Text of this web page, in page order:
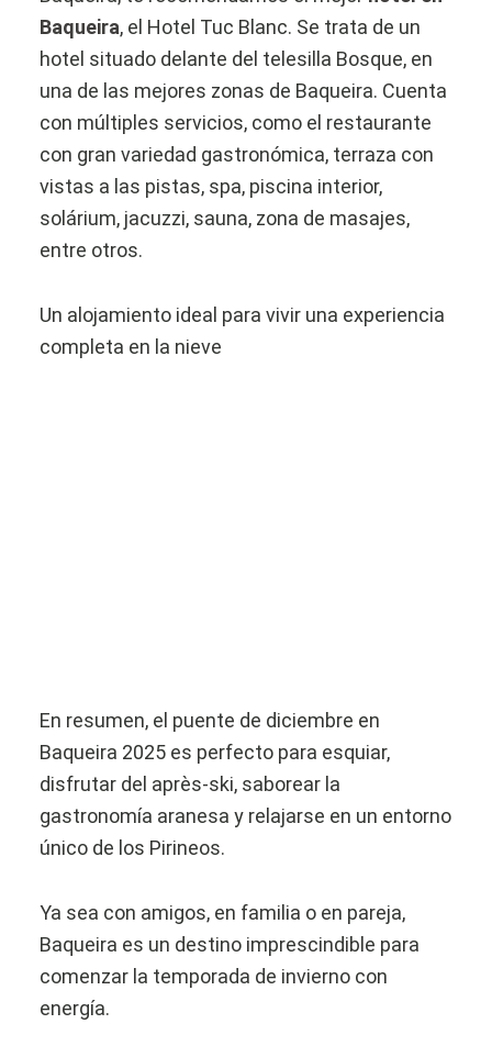
Baqueira, el Hotel Tuc Blanc. Se trata de un
hotel situado delante del telesilla Bosque, en
una de las mejores zonas de Baqueira. Cuenta
con múltiples servicios, como el restaurante
con gran variedad gastronómica, terraza con
vistas a las pistas, spa, piscina interior,
solárium, jacuzzi, sauna, zona de masajes,
entre otros.
Un alojamiento ideal para vivir una experiencia
completa en la nieve
En resumen, el puente de diciembre en
Baqueira 2025 es perfecto para esquiar,
disfrutar del après-ski, saborear la
gastronomía aranesa y relajarse en un entorno
único de los Pirineos.
Ya sea con amigos, en familia o en pareja,
Baqueira es un destino imprescindible para
comenzar la temporada de invierno con
energía.